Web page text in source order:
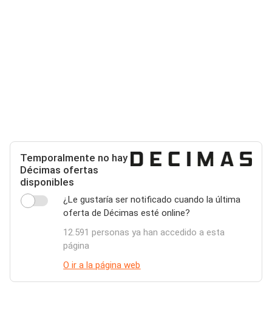
Temporalmente no hay
Décimas ofertas
disponibles
¿Le gustaría ser notificado cuando la última
oferta de Décimas esté online?
12.591 personas ya han accedido a esta
página
O ir a la página web